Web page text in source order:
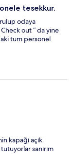
tesekkur.
odaya
out “ da yine
tum personel
kapağı açık
sanırım